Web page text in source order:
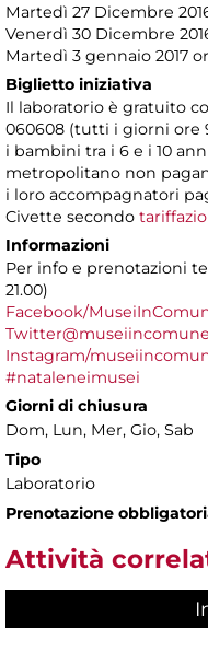
Martedì 27 Dicembre
Venerdì 30 Dicembre
Martedì 3 gennaio 2017
Biglietto iniziativa
Il laboratorio è gratuito
060608 (tutti i giorni ore
i bambini tra i 6 e i 10
metropolitano non
i loro accompagnatori
Civette secondo
Informazioni
Per info e prenotazioni
21.00)
Facebook/
Twitter@museiincomune
Instagram/
#nataleneimusei
Giorni di chiusura
Dom, Lun, Mer, Gio, Sab
Tipo
Laboratorio
Prenotazione
Attività